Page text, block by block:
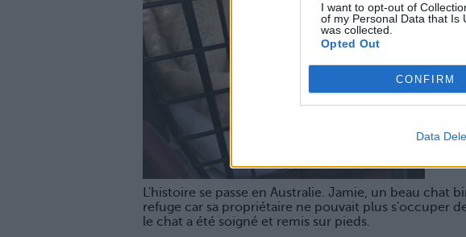
I want to opt-out of
of my Personal Data that Is
was collected.
Opted Out
CONFIRM
Data
L'histoire se passe en Australie. Jamie, un beau chat
refuge car sa propriétaire ne pouvait plus s'occuper
le chat a été soigné et remis sur pieds.